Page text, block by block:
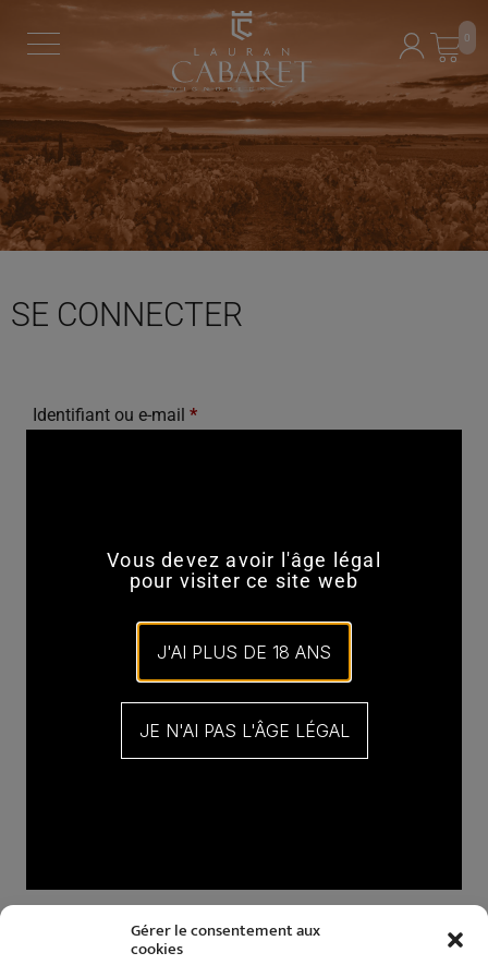
Gérer le consentement aux
cookies
0
SE CONNECTER
Identifiant ou e-mail *
Se connecter
Vous devez avoir l'âge légal
pour visiter ce site web
J'AI PLUS DE 18 ANS
JE N'AI PAS L'ÂGE LÉGAL